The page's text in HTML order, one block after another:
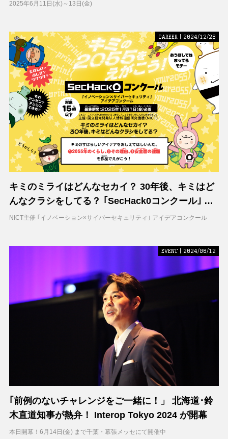
2025年6月11日(水)～13日(金)
CAREER | 2024/12/26
キミのミライはどんなセカイ？ 30年後、キミはど
んなクラシをしてる？ ｢SecHack0コンクール｣ が
開催
NICT主催 ｢イノベーション×サイバーセキュリティ｣ アイデアコンクール
EVENT | 2024/06/12
｢前例のないチャレンジをご一緒に！」 北海道･鈴
木直道知事が熱弁！ Interop Tokyo 2024 が開幕
本日開幕！6月14日(金) まで千葉・幕張メッセにて開催中